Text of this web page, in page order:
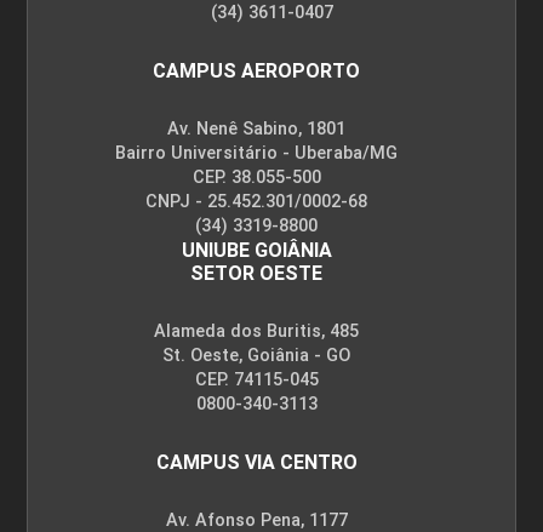
(34) 3611-0407
CAMPUS AEROPORTO
Av. Nenê Sabino, 1801
Bairro Universitário - Uberaba/MG
CEP. 38.055-500
CNPJ - 25.452.301/0002-68
(34) 3319-8800
UNIUBE GOIÂNIA
SETOR OESTE
Alameda dos Buritis, 485
St. Oeste, Goiânia - GO
CEP. 74115-045
0800-340-3113
CAMPUS VIA CENTRO
Av. Afonso Pena, 1177